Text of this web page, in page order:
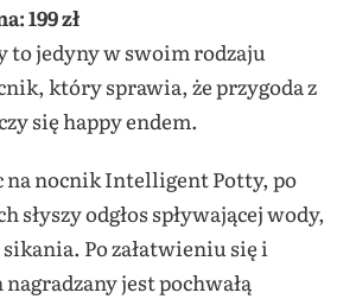
199 zł
jedyny w swoim rodzaju
który sprawia, że przygoda z
się happy endem.
na nocnik Intelligent Potty, po
słyszy odgłos spływającej wody,
sikania. Po załatwieniu się i
jest pochwałą